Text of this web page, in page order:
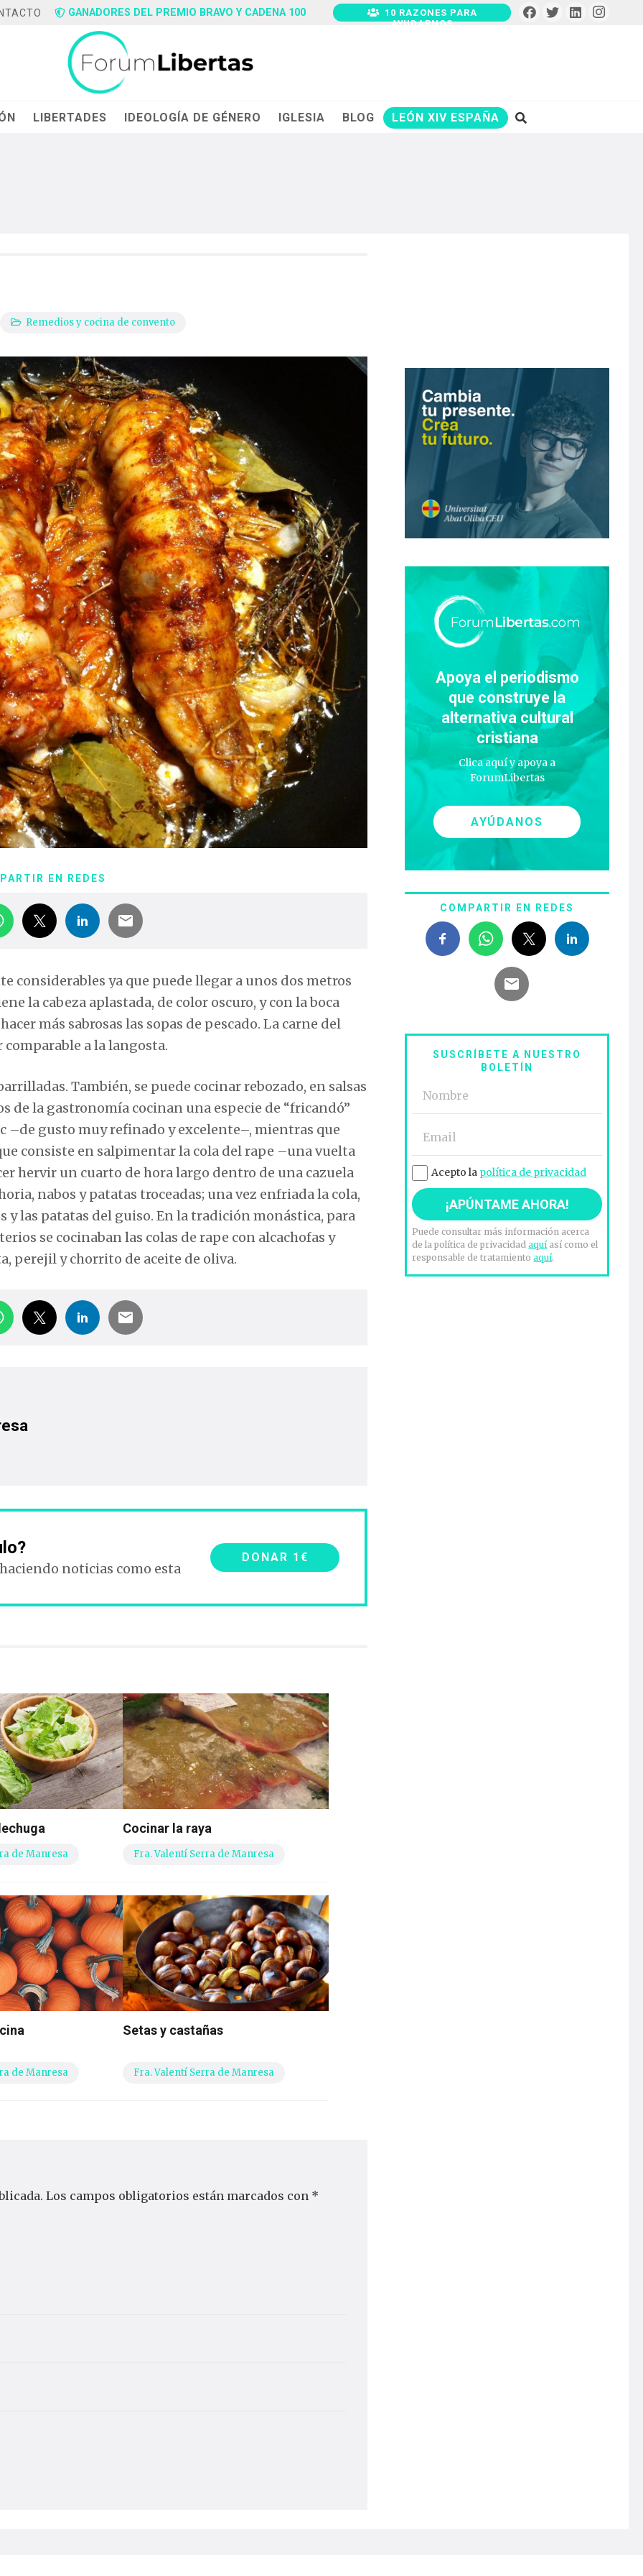
GANADORES DEL PREMIO BRAVO Y CADENA 100
10 RAZONES PARA
AYUDARNOS
LIBERTADES IDEOLOGÍA DE GÉNERO IGLESIA BLOG LEÓN XIV ESPAÑA
Remedios y cocina de convento
EN REDES
considerables ya que puede llegar a unos dos metros
la cabeza aplastada, de color oscuro, y con la boca
más sabrosas las sopas de pescado. La carne del
a la langosta.
También, se puede cocinar rebozado, en salsas
de la gastronomía cocinan una especie de “fricandó”
–de gusto muy refinado y excelente–, mientras que
consiste en salpimentar la cola del rape –una vuelta
hervir un cuarto de hora largo dentro de una cazuela
nabos y patatas troceadas; una vez enfriada la cola,
y las patatas del guiso. En la tradición monástica, para
se cocinaban las colas de rape con alcachofas y
perejil y chorrito de aceite de oliva.
noticias como esta
DONAR 1€
de Manresa
Cocinar la raya
Fra. Valentí Serra de Manresa
de Manresa
Setas y castañas
Fra. Valentí Serra de Manresa
Los campos obligatorios están marcados con *
Apoya el periodismo
que construye la
alternativa cultural
cristiana
Clica aquí y apoya a
ForumLibertas
AYÚDANOS
COMPARTIR EN REDES
SUSCRÍBETE A NUESTRO
BOLETÍN
Acepto la política de privacidad
Puede consultar más información acerca
de la política de privacidadaquíasí como el
responsable de tratamientoaquí.